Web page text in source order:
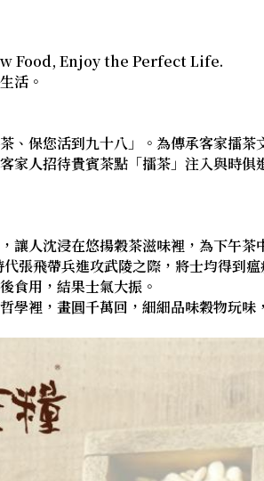
Food, Enjoy the Perfect Life.
活。
、保您活到九十八」。為傳承客家擂
家人招待貴賓茶點「擂茶」注入與時
讓人沈浸在悠揚穀茶滋味裡，為下午
張飛帶兵進攻武陵之際，將士均得到
食用，結果士氣大振。
學裡，畫圓千萬回，細細品味穀物玩